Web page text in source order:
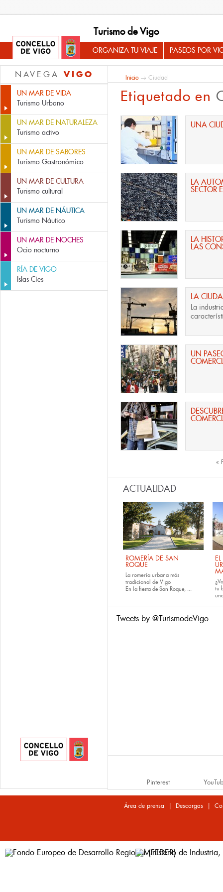
Turismo de Vigo
ORGANIZA TU VIAJE PASEOS POR
NAVEGA VIGO
UN MAR DE VIDA
Turismo Urbano
UN MAR DE NATURALEZA
Turismo activo
UN MAR DE SABORES
Turismo Gastronómico
UN MAR DE CULTURA
Turismo cultural
UN MAR DE NÁUTICA
Turismo Náutico
UN MAR DE NOCHES
Ocio nocturno
RÍA DE VIGO
Islas Cíes
Inicio→ Ciudad
Etiquetado en
UNA
LA
SECTOR
LA
LAS
LA
La
UN
«
ACTUALIDAD
ROMERÍA DE SAN
ROQUE
La romería urbana más
tradicional de Vigo
En la fiesta de San Roque, ...
tu
Tweets by @TurismodeVigo
Pinterest
Área de prensa | Descargas|